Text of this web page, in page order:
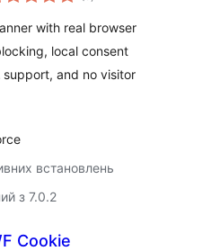
with real browser
local consent
support, and no visitor
встановлень
з 7.0.2
Cookie